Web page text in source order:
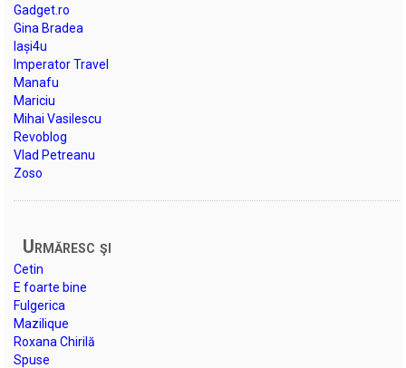
Gadget.ro
Gina Bradea
Iași4u
Imperator Travel
Manafu
Mariciu
Mihai Vasilescu
Revoblog
Vlad Petreanu
Zoso
Urmăresc şi
Cetin
E foarte bine
Fulgerica
Mazilique
Roxana Chirilă
Spuse